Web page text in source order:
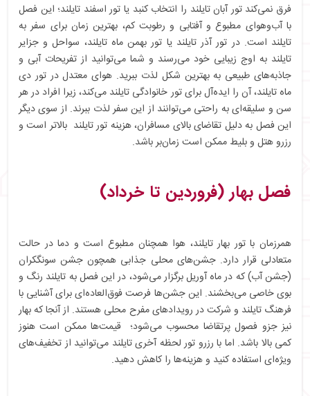
فرق نمی‌کند تور آبان تایلند را انتخاب کنبد یا تور اسفند تایلند؛ این فصل
با آب‌وهوای مطبوع و آفتابی و رطوبت کم، بهترین زمان برای سفر به
تایلند است. در تور آذر تایلند یا تور بهمن ماه تایلند، سواحل و جزایر
تایلند به اوج زیبایی خود می‌رسند و شما می‌توانید از تفریحات آبی و
جاذبه‌های طبیعی به بهترین شکل لذت ببرید. هوای معتدل در تور دی
ماه تایلند، آن را ایده‌آل برای تور خانوادگی تایلند می‌کند، زیرا افراد در هر
سن و سلیقه‌ای به راحتی می‌توانند از این سفر لذت ببرند. از سوی دیگر
این فصل به دلیل تقاضای بالای مسافران، هزینه تور تایلند بالاتر است و
رزرو هتل و بلیط ممکن است زمان‌بر باشد.
فصل بهار (فروردین تا خرداد)
همرزمان با تور بهار تایلند، هوا همچنان مطبوع است و دما در حالت
متعادلی قرار دارد. جشن‌های محلی جذابی همچون جشن سونگکران
(جشن آب) که در ماه آوریل برگزار می‌شود، در این فصل به تایلند رنگ و
بوی خاصی می‌بخشند. این جشن‌ها فرصت فوق‌العاده‌ای برای آشنایی با
فرهنگ تایلند و شرکت در رویدادهای مفرح محلی هستند. از آنجا که بهار
نیز جزو فصول پرتقاضا محسوب می‌شود؛ قیمت‌ها ممکن است هنوز
کمی بالا باشد. اما با رزرو تور لحظه آخری تایلند می‌توانید از تخفیف‌های
ویژه‌ای استفاده کنید و هزینه‌ها را کاهش دهید.